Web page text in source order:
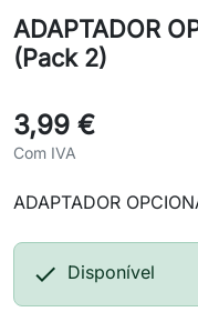
ADAPTADOR
(Pack 2)
3,99 €
Com IVA
ADAPTADOR
 Disponível